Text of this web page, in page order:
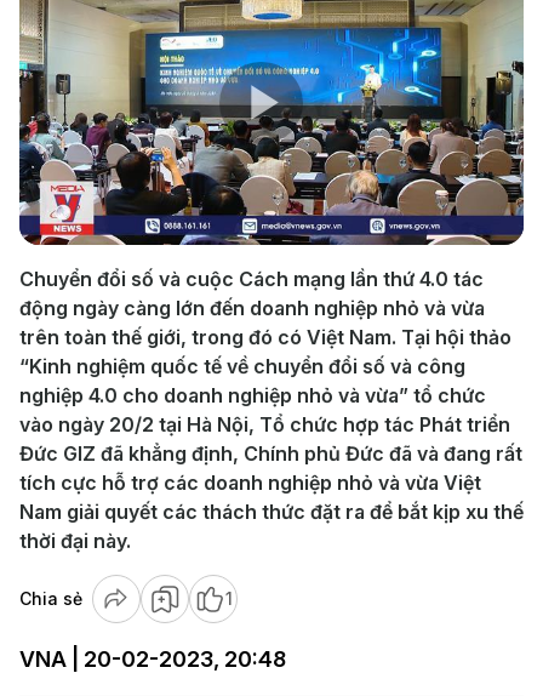
Play
Video
Chuyển đổi số và cuộc Cách mạng lần thứ 4.0 tác
động ngày càng lớn đến doanh nghiệp nhỏ và vừa
trên toàn thế giới, trong đó có Việt Nam. Tại hội thảo
“Kinh nghiệm quốc tế về chuyển đổi số và công
nghiệp 4.0 cho doanh nghiệp nhỏ và vừa” tổ chức
vào ngày 20/2 tại Hà Nội, Tổ chức hợp tác Phát triển
Đức GIZ đã khẳng định, Chính phủ Đức đã và đang rất
tích cực hỗ trợ các doanh nghiệp nhỏ và vừa Việt
Nam giải quyết các thách thức đặt ra để bắt kịp xu thế
thời đại này.
Chia sẻ 1
VNA | 20-02-2023, 20:48